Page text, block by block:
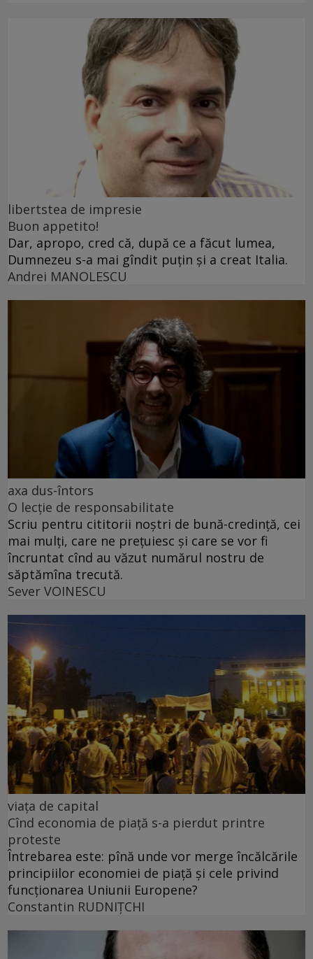
libertstea de impresie
Buon appetito!
Dar, apropo, cred că, după ce a făcut lumea,
Dumnezeu s-a mai gîndit puțin și a creat Italia.
Andrei MANOLESCU
axa dus-întors
O lecție de responsabilitate
Scriu pentru cititorii noștri de bună-credință, cei
mai mulți, care ne prețuiesc și care se vor fi
încruntat cînd au văzut numărul nostru de
săptămîna trecută.
Sever VOINESCU
viața de capital
Cînd economia de piață s-a pierdut printre
proteste
Întrebarea este: pînă unde vor merge încălcările
principiilor economiei de piață și cele privind
funcționarea Uniunii Europene?
Constantin RUDNIŢCHI